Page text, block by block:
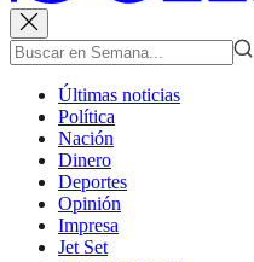
Últimas noticias
Política
Nación
Dinero
Deportes
Opinión
Impresa
Jet Set